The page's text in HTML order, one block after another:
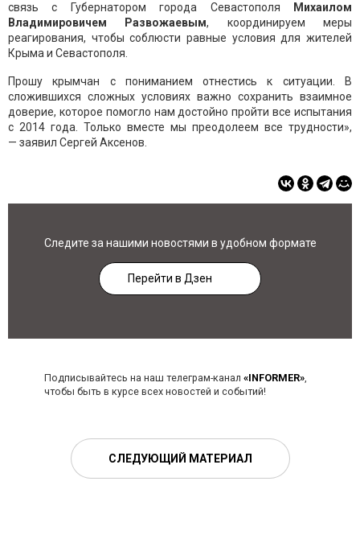
связь с Губернатором города Севастополя
Михаилом
Владимировичем Развожаевым, координируем меры
реагирования, чтобы соблюсти равные условия для жителей
Крыма и Севастополя.
Прошу крымчан с пониманием отнестись к ситуации. В
сложившихся сложных условиях важно сохранить взаимное
доверие, которое помогло нам достойно пройти все испытания
с 2014 года. Только вместе мы преодолеем все трудности»,
— заявил Сергей Аксенов.
Следите за нашими новостями в удобном формате
Перейти в Дзен
Подписывайтесь на наш телеграм-канал «INFORMER»,
чтобы быть в курсе всех новостей и событий!
СЛЕДУЮЩИЙ МАТЕРИАЛ